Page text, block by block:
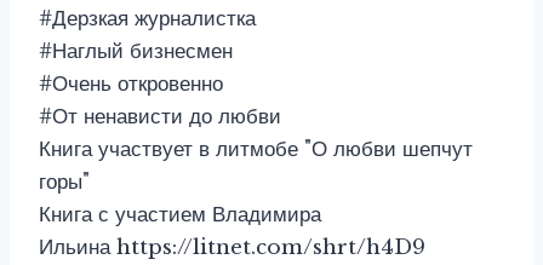
#Дерзкая журналистка
#Наглый бизнесмен
#Очень откровенно
#От ненависти до любви
Книга участвует в литмобе "О любви шепчут
горы"
Книга с участием Владимира
Ильина https://litnet.com/shrt/h4D9